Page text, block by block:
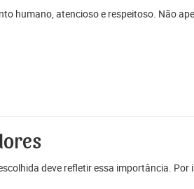
humano, atencioso e respeitoso. Não
deve refletir essa importância.